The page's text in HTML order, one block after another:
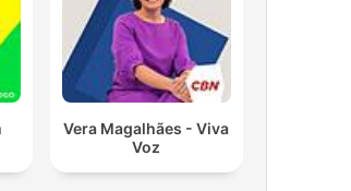
Vera Magalhães - Viva
Voz